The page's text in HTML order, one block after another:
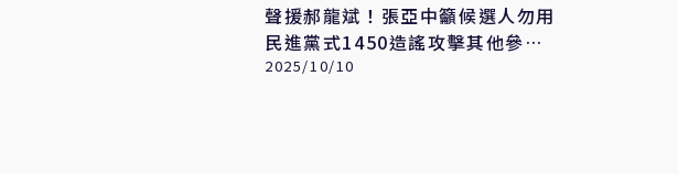
聲援郝龍斌！張亞中籲候選人勿用
民進黨式1450造謠攻擊其他參選
人
2025/10/10